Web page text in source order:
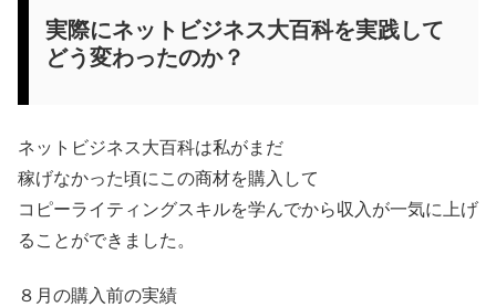
実際にネットビジネス大百科を実践して
どう変わったのか？
ネットビジネス大百科は私がまだ
稼げなかった頃にこの商材を購入して
コピーライティングスキルを学んでから収入が一気に上げ
ることができました。
８月の購入前の実績